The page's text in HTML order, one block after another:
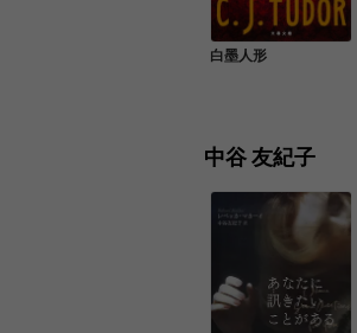
白墨人形
中谷 友紀子